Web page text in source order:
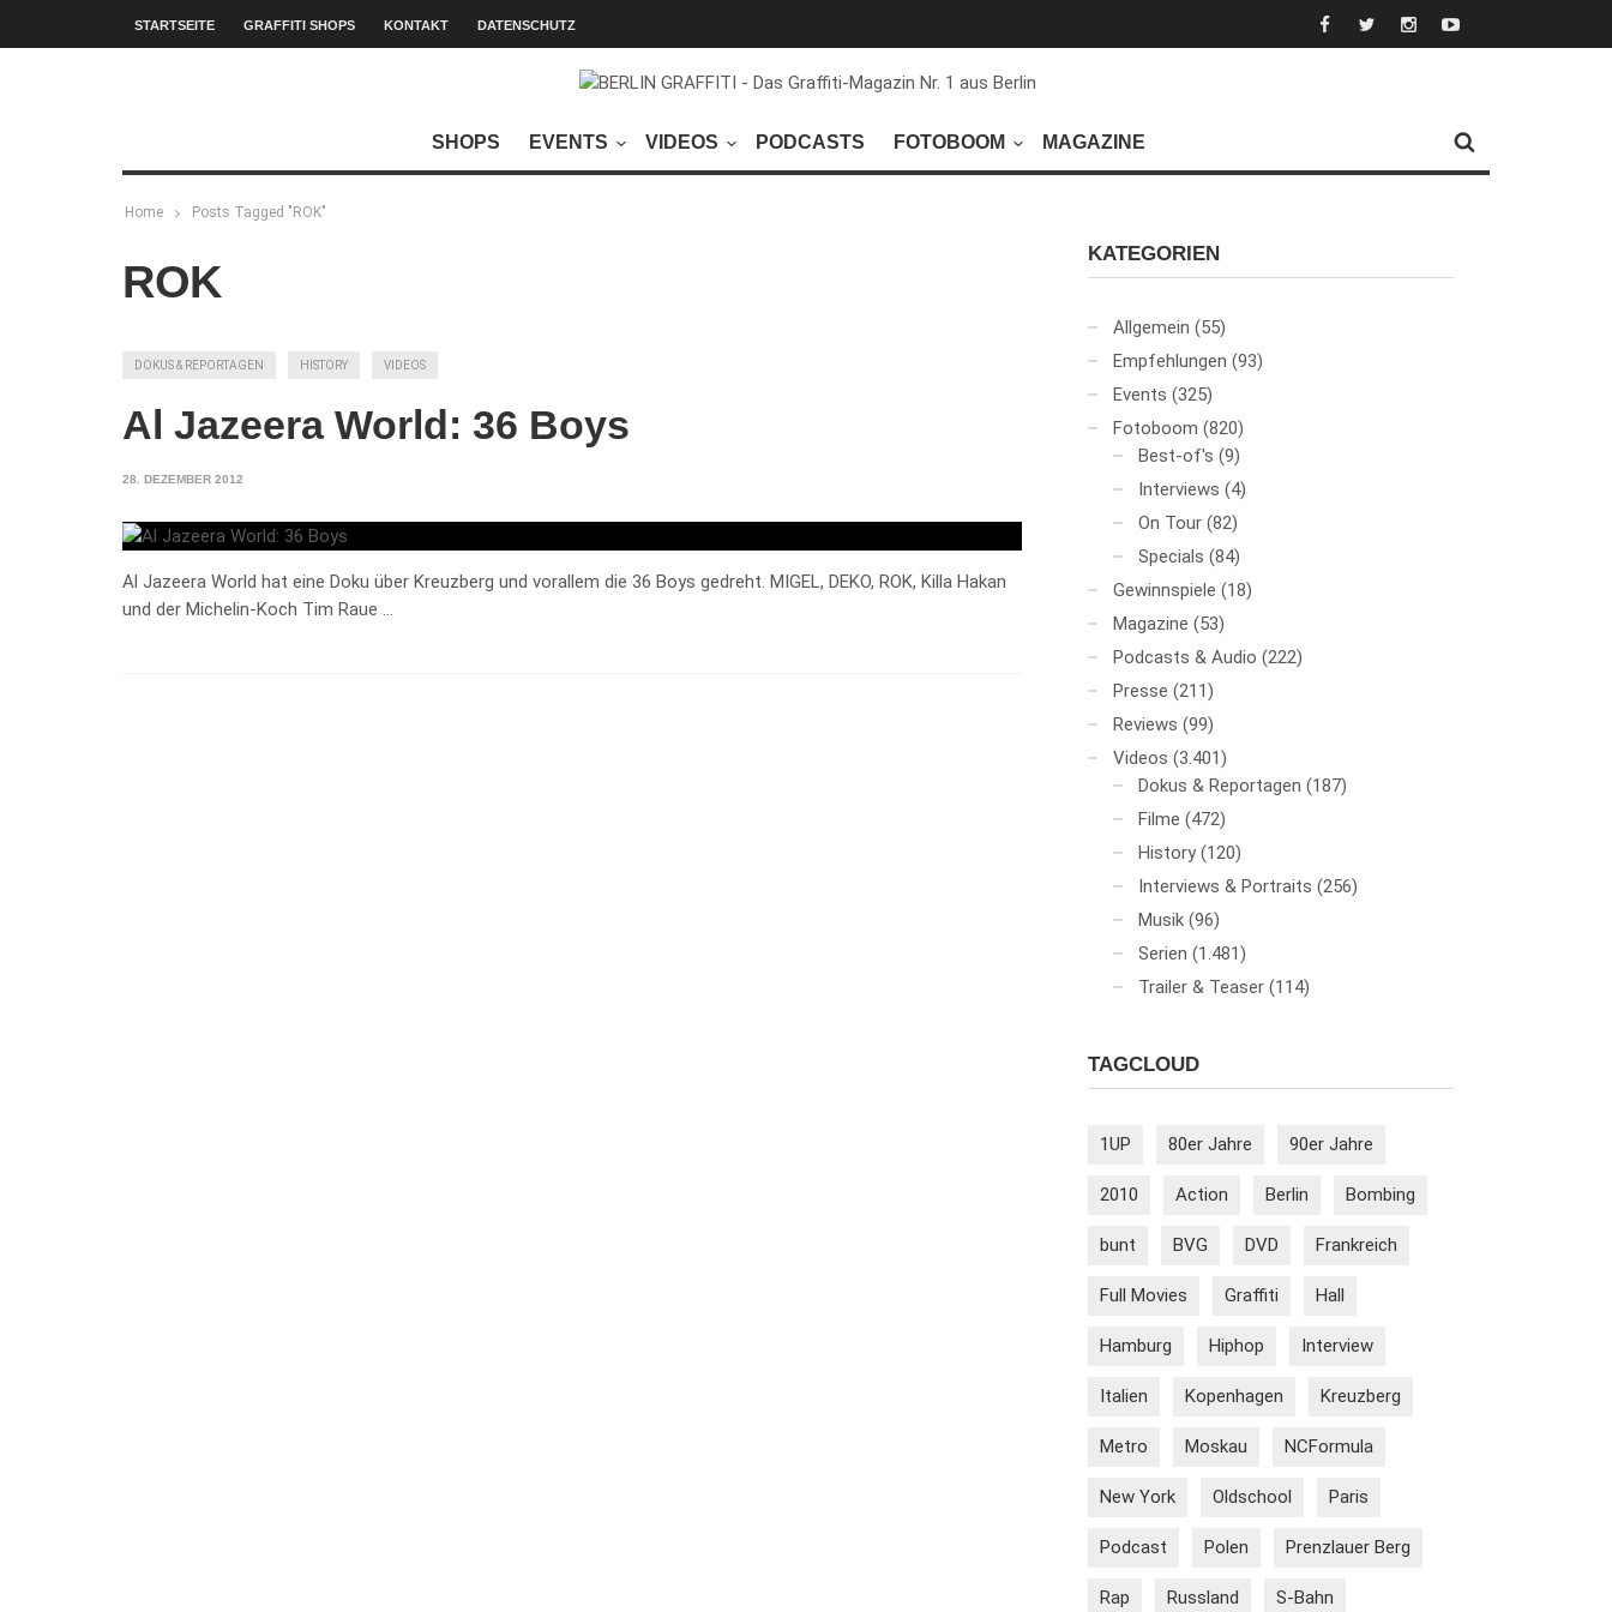
STARTSEITE GRAFFITI SHOPS KONTAKT DATENSCHUTZ
SHOPS EVENTS VIDEOS PODCASTS FOTOBOOM MAGAZINE
Home Posts Tagged "ROK"
ROK
DOKUS & REPORTAGEN HISTORY VIDEOS
Al Jazeera World: 36 Boys
28. DEZEMBER 2012
Al Jazeera World hat eine Doku über Kreuzberg und vorallem die 36 Boys gedreht. MIGEL, DEKO, ROK, Killa Hakan
und der Michelin-Koch Tim Raue …
KATEGORIEN
Allgemein (55)
Empfehlungen (93)
Events (325)
Fotoboom (820)
Best-of's (9)
Interviews (4)
On Tour (82)
Specials (84)
Gewinnspiele (18)
Magazine (53)
Podcasts & Audio (222)
Presse (211)
Reviews (99)
Videos (3.401)
Dokus & Reportagen (187)
Filme (472)
History (120)
Interviews & Portraits (256)
Musik (96)
Serien (1.481)
Trailer & Teaser (114)
TAGCLOUD
1UP 80er Jahre 90er Jahre
2010 Action Berlin Bombing
bunt BVG DVD Frankreich
Full Movies Graffiti Hall
Hamburg Hiphop Interview
Italien Kopenhagen Kreuzberg
Metro Moskau NCFormula
New York Oldschool Paris
Podcast Polen Prenzlauer Berg
Rap Russland S-Bahn